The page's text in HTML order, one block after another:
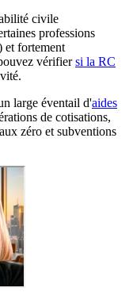
civile
professions
et fortement
vérifiersi la RC
large éventail d'aides
de cotisations,
zéro et subventions